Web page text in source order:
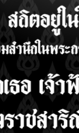
READ MORE